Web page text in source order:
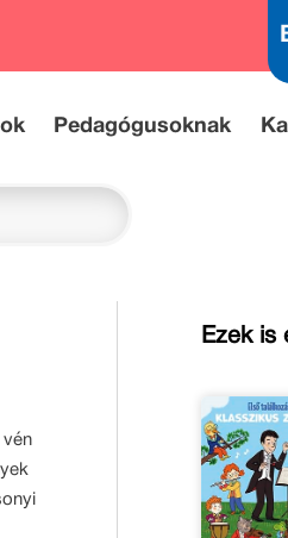
Pedagógusoknak
vén
Ezek is